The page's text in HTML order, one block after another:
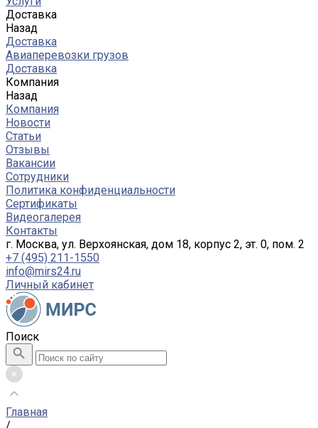
Доставка
Назад
Доставка
Авиаперевозки грузов
Доставка
Компания
Назад
Компания
Новости
Статьи
Отзывы
Вакансии
Сотрудники
Политика конфиденциальности
Сертификаты
Видеогалерея
Контакты
г. Москва, ул. Верхоянская, дом 18, корпус 2, эт. 0, пом. 2
+7 (495) 211-1550
info@mirs24.ru
Личный кабинет
Поиск
Главная